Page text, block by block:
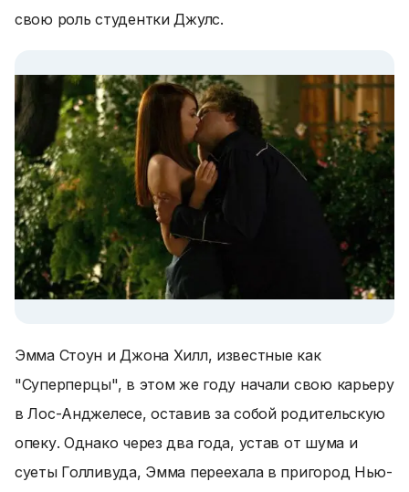
свою роль студентки Джулс.
Эмма Стоун и Джона Хилл, известные как
"Суперперцы", в этом же году начали свою карьеру
в Лос-Анджелесе, оставив за собой родительскую
опеку. Однако через два года, устав от шума и
суеты Голливуда, Эмма переехала в пригород Нью-